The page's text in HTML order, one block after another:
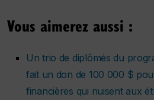
Vous aimerez aussi :
Un trio de diplômés du
fait un don de 100 000 $
financières qui nuisent aux